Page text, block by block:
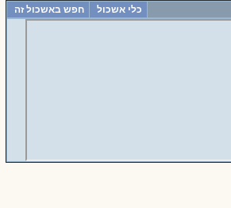
כלי אשכול חפש באשכול זה